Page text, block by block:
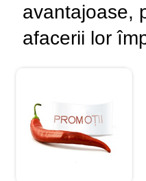
avantajoase,
afacerii lor